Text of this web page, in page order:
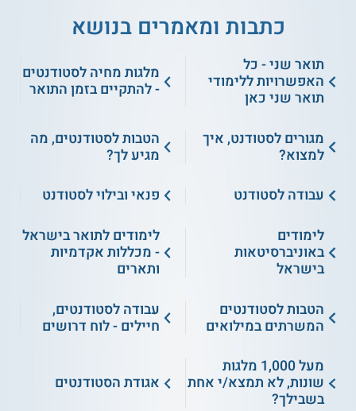
כתבות ומאמרים בנושא
תואר שני - כל
האפשרויות ללימודי
תואר שני כאן
מלגות מחיה לסטודנטים
- להתקיים בזמן התואר
מגורים לסטודנט, איך
למצוא?
הטבות לסטודנטים, מה
מגיע לך?
עבודה לסטודנט
פנאי ובילוי לסטודנט
לימודים
באוניברסיטאות
בישראל
לימודים לתואר בישראל
- מכללות אקדמיות
ותארים
הטבות לסטודנטים
המשרתים במילואים
עבודה לסטודנטים,
חיילים - לוח דרושים
מעל 1,000 מלגות
שונות, לא תמצא/י אחת
בשבילך?
אגודת הסטודנטים